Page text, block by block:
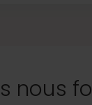
nous